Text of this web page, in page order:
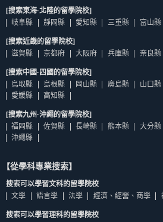
[搜索東海·北陸的留學院校]
岐阜縣
靜岡縣 愛知縣 三重縣 富山縣
[搜索近畿的留學院校]
滋賀縣
京都府 大阪府 兵庫縣 奈良縣
[搜索中國·四國的留學院校]
鳥取縣
島根縣 岡山縣 廣島縣 山口縣
愛媛縣
高知縣
[搜索九州·沖繩的留學院校]
福岡縣
佐賀縣 長崎縣 熊本縣 大分縣
沖繩縣
【從學科專業搜索】
搜索可以學習文科的留學院校
文學
語言學 法學 經濟、經營、商學
搜索可以學習理科的留學院校